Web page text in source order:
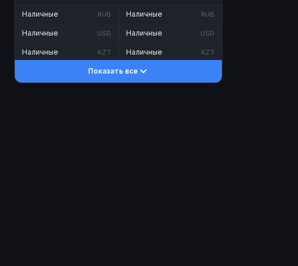
Наличные RUB
Наличные USD
Наличные KZT
Наличные RUB
Наличные USD
Наличные KZT
Показать все